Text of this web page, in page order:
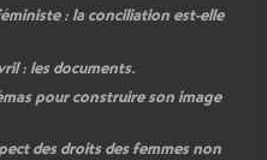
: la conciliation est-elle
: les documents.
pour construire son image
des droits des femmes non